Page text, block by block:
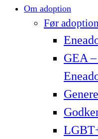
Om adoption
Før adoption
GEA